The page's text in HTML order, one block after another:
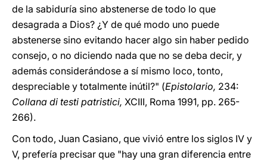
de la sabiduría sino abstenerse de todo lo que
desagrada a Dios? ¿Y de qué modo uno puede
abstenerse sino evitando hacer algo sin haber pedido
consejo, o no diciendo nada que no se deba decir, y
además considerándose a sí mismo loco, tonto,
despreciable y totalmente inútil?" (Epistolario, 234:
Collana di testi patristici, XCIII, Roma 1991, pp. 265-
266).
Con todo, Juan Casiano, que vivió entre los siglos IV y
V, prefería precisar que "hay una gran diferencia entre